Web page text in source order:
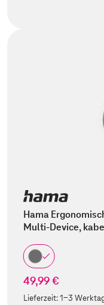
Hama
Multi-Device,
49,99 €
Lieferzeit:1-3